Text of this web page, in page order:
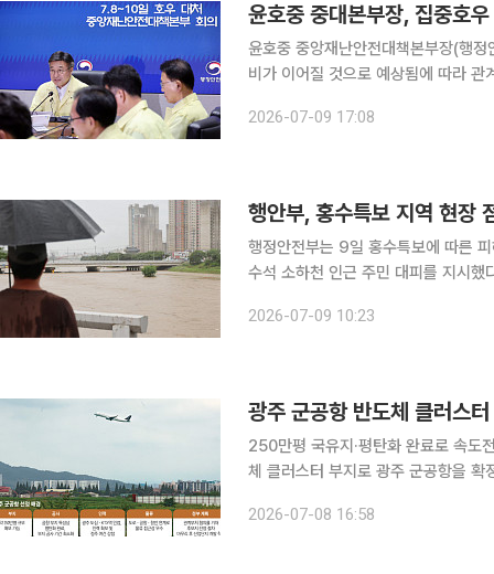
윤호중 중대본부장, 집중호
윤호중 중앙재난안전대책본부장(행
비가 이어질 것으로 예상됨에 따라
·도가 참석한 가운데 중대본 회의를
2026-07-09 17:08
행정안전부는 9일 홍수특보에 따른
수석 소하천 인근 주민 대피를 지시했다. 이날 행안부에 따르면 먼저 대청댐 하류 도암교, 논
점검을 시행하고, 위험 우려 시 지역
2026-07-09 10:23
광주 군공항 반도체 클러스
250만평 국유지·평탄화 완료로 속도전 기대"
체 클러스터 부지로 광주 군공항을 확
정적인 전력·용수 공급, 전문 인력 확
2026-07-08 16:58